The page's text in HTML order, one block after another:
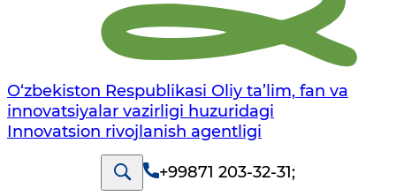
O‘zbekiston Respublikasi Oliy ta’lim, fan va
innovatsiyalar vazirligi huzuridagi
Innovatsion rivojlanish agentligi
+99871 203-32-31;